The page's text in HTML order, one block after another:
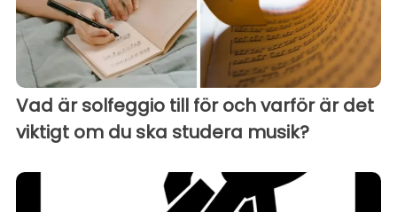
Vad är solfeggio till för och varför är det
viktigt om du ska studera musik?